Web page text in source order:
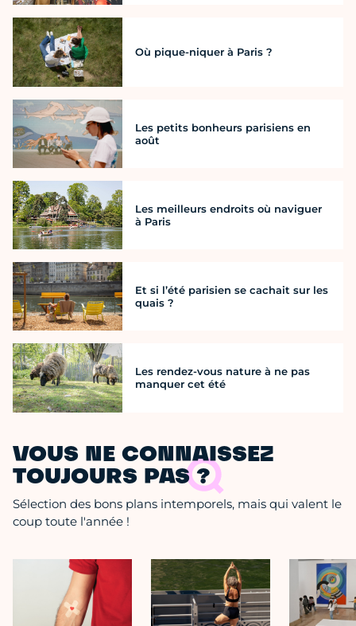
Où pique-niquer à Paris ?
Les petits bonheurs parisiens en
août
Les meilleurs endroits où naviguer
à Paris
Et si l’été parisien se cachait sur les
quais ?
Les rendez-vous nature à ne pas
manquer cet été
VOUS NE CONNAISSEZ
TOUJOURS PAS ?
Sélection des bons plans intemporels, mais qui valent le
coup toute l'année !